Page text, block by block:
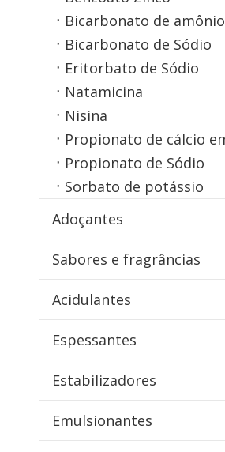
Bicarbonato de amônio
Bicarbonato de Sódio
Eritorbato de Sódio
Natamicina
Nisina
Propionato de Sódio
Sorbato de potássio
Adoçantes
Sabores e fragrâncias
Acidulantes
Espessantes
Estabilizadores
Emulsionantes